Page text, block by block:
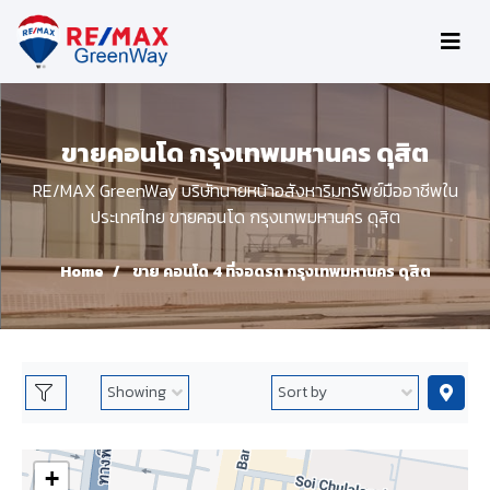
ขายคอนโด กรุงเทพมหานคร ดุสิต
RE/MAX GreenWay บริษัทนายหน้าอสังหาริมทรัพย์มืออาชีพใน
ประเทศไทย ขายคอนโด กรุงเทพมหานคร ดุสิต
Home ขาย คอนโด 4 ที่จอดรถ กรุงเทพมหานคร ดุสิต
+